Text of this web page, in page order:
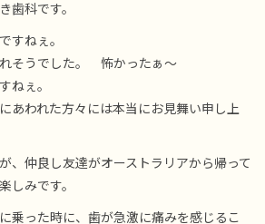
歯科です。
すねぇ。
そうでした。 怖かったぁ～
ねぇ。
あわれた方々には本当にお見舞い申し上
、仲良し友達がオーストラリアから帰って
しみです。
乗った時に、歯が急激に痛みを感じるこ